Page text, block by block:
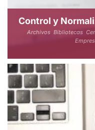
Control y
Archivos Bibliotecas